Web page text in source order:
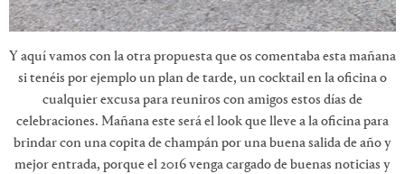
Y aquí vamos con la otra propuesta que os comentaba esta mañana
si tenéis por ejemplo un plan de tarde, un cocktail en la oficina o
cualquier excusa para reuniros con amigos estos días de
celebraciones. Mañana este será el look que lleve a la oficina para
brindar con una copita de champán por una buena salida de año y
mejor entrada, porque el 2016 venga cargado de buenas noticias y